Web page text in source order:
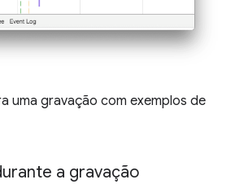
uma gravação com exemplos de
a gravação